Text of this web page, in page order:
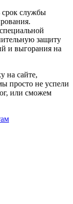
срок службы
защиту
и выгорания на
на сайте,
просто не успели
или сможем